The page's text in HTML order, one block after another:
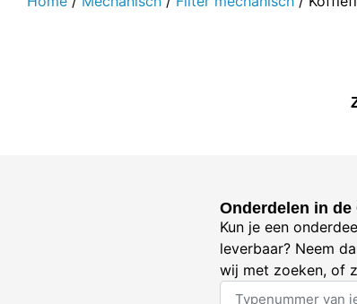
Onderdelen in
Kun je een
leverbaar? Neem
wij met zoeken, of